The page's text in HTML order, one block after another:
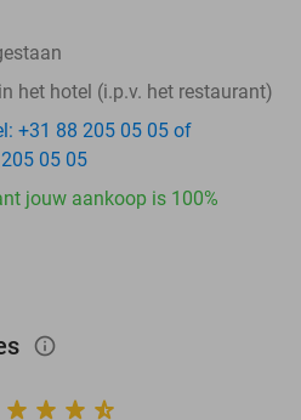
het hotel (i.p.v. het restaurant)
+31 88 205 05 05 of
05 05
jouw aankoop is 100%
info_outlined